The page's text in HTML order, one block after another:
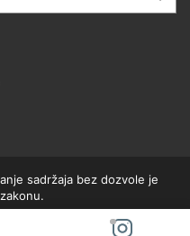
sadržaja bez dozvole je